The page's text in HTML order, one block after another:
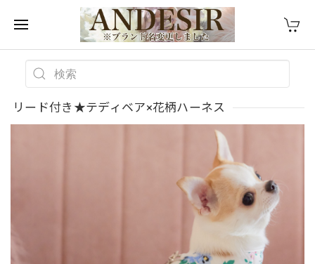
リード付き★テディベア×花柄ハーネス